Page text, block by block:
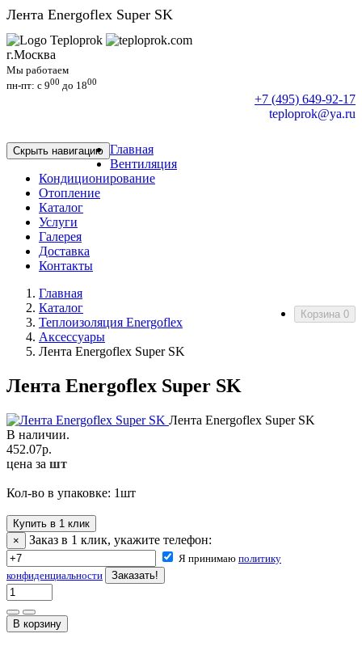
Лента Energoflex Super SK
г.Москва
Мы работаем
пн-пт: c 900 до 1800
+7 (495) 649-92-17
teploprok@ya.ru
Скрыть навигацию Главная
Вентиляция
Кондиционирование
Отопление
Каталог
Услуги
Галерея
Доставка
Контакты
Корзина 0
Главная
Каталог
Теплоизоляция Energoflex
Аксессуары
Лента Energoflex Super SK
Лента Energoflex Super SK
Лента Energoflex Super SK
В наличии.
452.07р.
цена за шт
Кол-во в упаковке: 1шт
Купить в 1 клик
×
Заказ в 1 клик, укажите телефон:
Я принимаю политику
конфиденциальности